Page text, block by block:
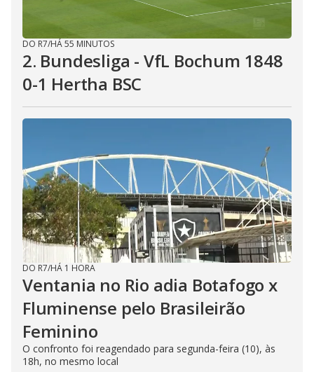
DO R7/HÁ 55 MINUTOS
2. Bundesliga - VfL Bochum 1848
0-1 Hertha BSC
DO R7/HÁ 1 HORA
Ventania no Rio adia Botafogo x
Fluminense pelo Brasileirão
Feminino
O confronto foi reagendado para segunda-feira (10), às
18h, no mesmo local